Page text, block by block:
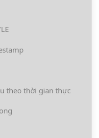
theo thời gian thực